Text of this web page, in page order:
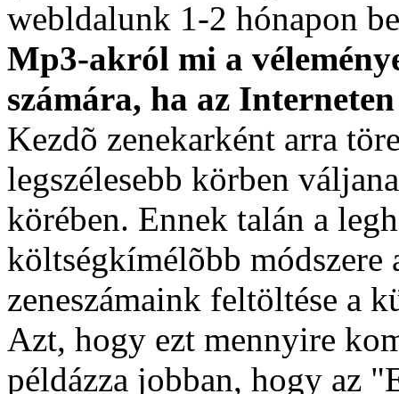
webldalunk 1-2 hónapon
Mp3-akról mi a
számára, ha az
Kezdõ zenekarként arra
legszélesebb körben
körében. Ennek talán a
költségkímélõbb
zeneszámaink feltöltése a
Azt, hogy ezt mennyire
példázza jobban, hogy az